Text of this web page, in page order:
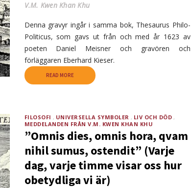
V.M. Kwen Khan Khu
Denna gravyr ingår i samma bok, Thesaurus Philo-
Politicus, som gavs ut från och med år 1623 av
poeten Daniel Meisner och gravören och
förläggaren Eberhard Kieser.
READ MORE
FILOSOFI UNIVERSELLA SYMBOLER
LIV OCH DÖD
MEDDELANDEN FRÅN V.M. KWEN KHAN KHU
”Omnis dies, omnis hora, qvam
nihil sumus, ostendit” (Varje
dag, varje timme visar oss hur
obetydliga vi är)